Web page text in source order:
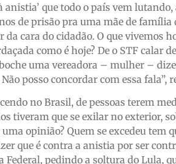
anistia’ que todo o país vem
de prisão pra uma mãe de família
da cara do cidadão. O que vivemos
como é hoje? De o STF calar
uma vereadora – mulher –
posso concordar com essa fala”,
no Brasil, de pessoas terem
tiveram que se exilar no exterior,
opinião? Quem se excedeu tem
que é contra a anistia por ser
Federal, pedindo a soltura do Lula,